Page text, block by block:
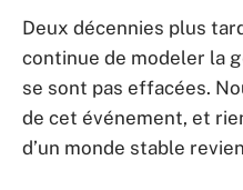
Deux décennies plus
continue de modeler la
se sont pas effacées.
de cet événement, et
d’un monde stable